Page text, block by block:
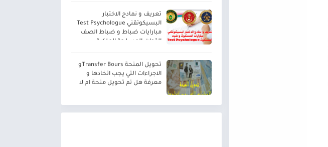
تعريف و نمادج الاختبار
البسيكوتقني Test Psychologue
مبارايات ضباط و ضباط الصف
القوات المسلحة الملكية
تحويل المنحة Transfer Boursو
الاجراءات التي يجب اتخادها و
معرفة هل تم تحويل منحة ام لا